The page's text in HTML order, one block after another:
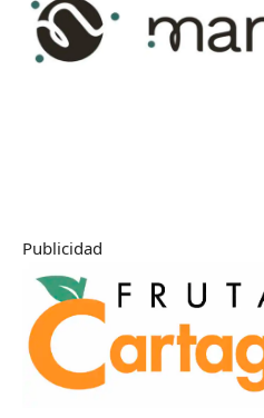
Publicidad